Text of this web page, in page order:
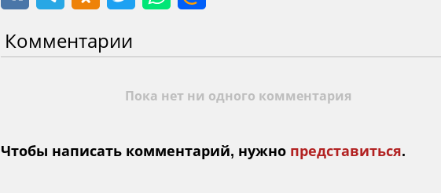
Комментарии
Пока нет ни одного комментария
Чтобы написать комментарий, нужно представиться.